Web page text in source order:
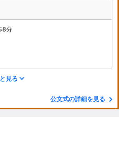
8分
見る
公文式の詳細を見る